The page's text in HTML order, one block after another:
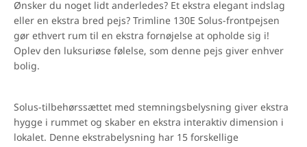
Ønsker du noget lidt anderledes? Et ekstra elegant indslag
eller en ekstra bred pejs? Trimline 130E Solus-frontpejsen
gør ethvert rum til en ekstra fornøjelse at opholde sig i!
Oplev den luksuriøse følelse, som denne pejs giver enhver
bolig.
Solus-tilbehørssættet med stemningsbelysning giver ekstra
hygge i rummet og skaber en ekstra interaktiv dimension i
lokalet. Denne ekstrabelysning har 15 forskellige